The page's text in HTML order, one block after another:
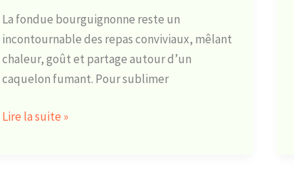
La fondue bourguignonne reste un
incontournable des repas conviviaux, mêlant
chaleur, goût et partage autour d’un
caquelon fumant. Pour sublimer
Lire la suite »